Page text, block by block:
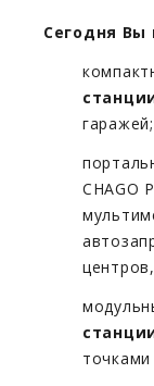
Сегодня Вы
гаражей;
CHAGO
точками